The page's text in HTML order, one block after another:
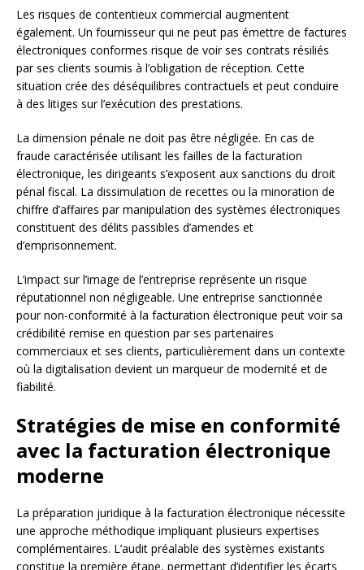
Les risques de contentieux commercial augmentent
également. Un fournisseur qui ne peut pas émettre de factures
électroniques conformes risque de voir ses contrats résiliés
par ses clients soumis à l’obligation de réception. Cette
situation crée des déséquilibres contractuels et peut conduire
à des litiges sur l’exécution des prestations.
La dimension pénale ne doit pas être négligée. En cas de
fraude caractérisée utilisant les failles de la facturation
électronique, les dirigeants s’exposent aux sanctions du droit
pénal fiscal. La dissimulation de recettes ou la minoration de
chiffre d’affaires par manipulation des systèmes électroniques
constituent des délits passibles d’amendes et
d’emprisonnement.
L’impact sur l’image de l’entreprise représente un risque
réputationnel non négligeable. Une entreprise sanctionnée
pour non-conformité à la facturation électronique peut voir sa
crédibilité remise en question par ses partenaires
commerciaux et ses clients, particulièrement dans un contexte
où la digitalisation devient un marqueur de modernité et de
fiabilité.
Stratégies de mise en conformité
avec la facturation électronique
moderne
La préparation juridique à la facturation électronique nécessite
une approche méthodique impliquant plusieurs expertises
complémentaires. L’audit préalable des systèmes existants
constitue la première étape, permettant d’identifier les écarts